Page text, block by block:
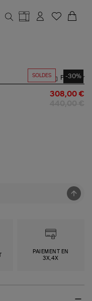
SOLDES -30%
Partager
308,00 €
PAIEMENT EN
3X,4X